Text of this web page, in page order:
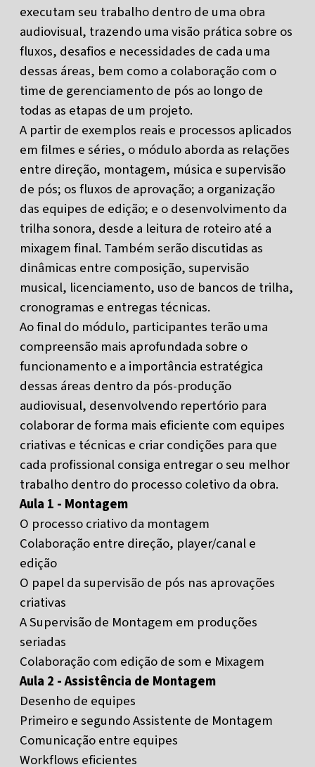
executam seu trabalho dentro de uma obra
audiovisual, trazendo uma visão prática sobre os
fluxos, desafios e necessidades de cada uma
dessas áreas, bem como a colaboração com o
time de gerenciamento de pós ao longo de
todas as etapas de um projeto.
A partir de exemplos reais e processos aplicados
em filmes e séries, o módulo aborda as relações
entre direção, montagem, música e supervisão
de pós; os fluxos de aprovação; a organização
das equipes de edição; e o desenvolvimento da
trilha sonora, desde a leitura de roteiro até a
mixagem final. Também serão discutidas as
dinâmicas entre composição, supervisão
musical, licenciamento, uso de bancos de trilha,
cronogramas e entregas técnicas.
Ao final do módulo, participantes terão uma
compreensão mais aprofundada sobre o
funcionamento e a importância estratégica
dessas áreas dentro da pós-produção
audiovisual, desenvolvendo repertório para
colaborar de forma mais eficiente com equipes
criativas e técnicas e criar condições para que
cada profissional consiga entregar o seu melhor
trabalho dentro do processo coletivo da obra.
Aula 1 - Montagem
O processo criativo da montagem
Colaboração entre direção, player/canal e
edição
O papel da supervisão de pós nas aprovações
criativas
A Supervisão de Montagem em produções
seriadas
Colaboração com edição de som e Mixagem
Aula 2 - Assistência de Montagem
Desenho de equipes
Primeiro e segundo Assistente de Montagem
Comunicação entre equipes
Workflows eficientes